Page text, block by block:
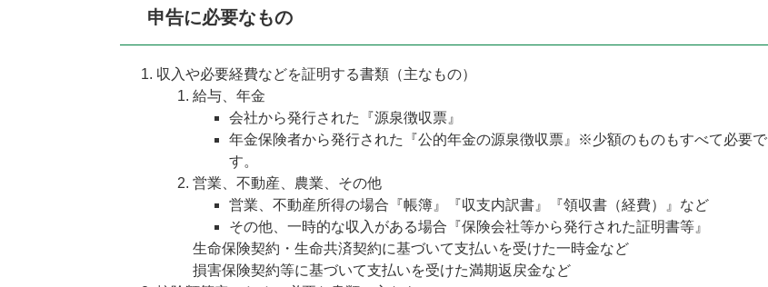
申告に必要なもの
収入や必要経費などを証明する書類（主なもの）
給与、年金
会社から発行された『源泉徴収票』
年金保険者から発行された『公的年金の源泉徴収票』※少額のものもすべて必要で
す。
営業、不動産、農業、その他
営業、不動産所得の場合『帳簿』『収支内訳書』『領収書（経費）』など
その他、一時的な収入がある場合『保険会社等から発行された証明書等』
生命保険契約・生命共済契約に基づいて支払いを受けた一時金など
損害保険契約等に基づいて支払いを受けた満期返戻金など